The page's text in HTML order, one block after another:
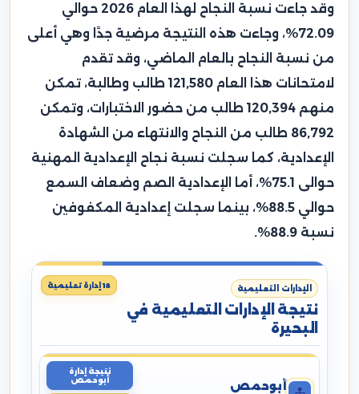
وقد جاءت نسبة النجاح لهذا العام 2026 حوالي
72.09%، وجاءت هذه النتيجة مرضية جدًا وهي أعلى
من نسبة النجاح بالعام الماضي، وقد تقدم
لامتحانات هذا العام 121,580 طالب وطالبة، تمكن
منهم 120,394 طالب من حضور الاختبارات، وتمكن
86,792 طالب من النجاح والانتهاء من الشهادة
الإعدادية، كما سجلت نسبة نجاح الإعدادية المهنية
حوالى 75.1%، أما الإعدادية الصم وضعاف السمع
حوالي 88.5%، بينما سجلت إعدادية المكفوفين
نسبة 88.9%.
الإدارات التعليمية
نتيجة الإدارات التعليمية في
البحيرة
18 إدارة تعليمية
أبوحمص
نتيجة إدارة
أبوحمص